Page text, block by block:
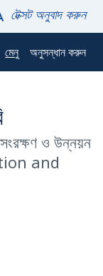
টেক্সট অনুবাদ করুন
মেনু অনুসন্ধান করুন
ও উন্নয়ন
and